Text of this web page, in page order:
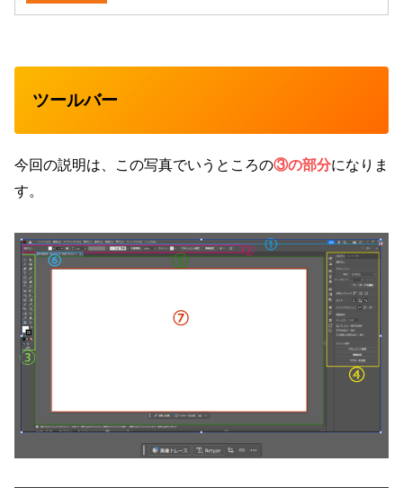
ツールバー
今回の説明は、この写真でいうところの③の部分になりま
す。